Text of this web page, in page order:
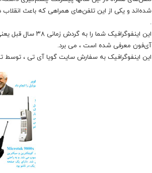
شده‌اند و یکی از این تلفن‌های همراهی که باعث
.
این اینفوگرافیک
آی‌فون معرفی شده است ، می برد.
این اینفوگرافیک به سفارش سایت گویا آی تی ، توسط